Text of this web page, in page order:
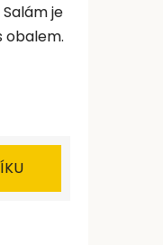
je
obalem.